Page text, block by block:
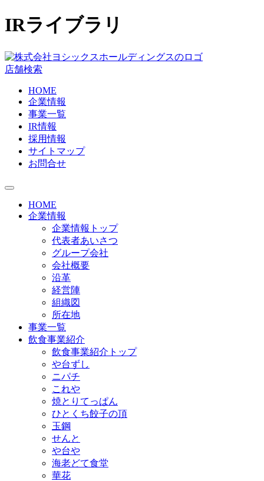
IRライブラリ
店舗検索
HOME
企業情報
事業一覧
IR情報
採用情報
サイトマップ
お問合せ
HOME
企業情報
企業情報トップ
代表者あいさつ
グループ会社
会社概要
沿革
経営陣
組織図
所在地
事業一覧
飲食事業紹介
飲食事業紹介トップ
や台ずし
ニパチ
これや
焼とりてっぱん
ひとくち餃子の頂
玉鋼
せんと
や台や
海老どて食堂
華花